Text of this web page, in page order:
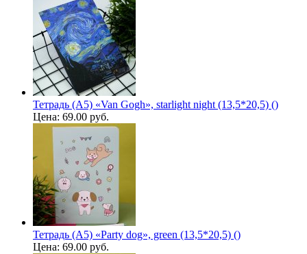
Тетрадь (A5) «Van Gogh», starlight night (13,5*20,5) ()
Цена: 69.00 руб.
Тетрадь (A5) «Party dog», green (13,5*20,5) ()
Цена: 69.00 руб.